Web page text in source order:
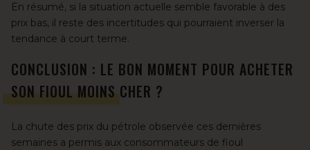
En résumé, si la situation actuelle semble favorable à des
prix bas, il reste des incertitudes qui pourraient inverser la
tendance à court terme.
CONCLUSION : LE BON MOMENT POUR ACHETER
SON FIOUL MOINS CHER ?
La chute des prix du pétrole observée ces dernières
semaines a permis aux consommateurs de fioul